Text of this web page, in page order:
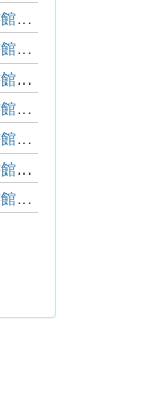
者
者
者
者
者
者
者